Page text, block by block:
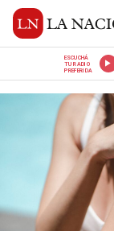
ESCUCHÁ
TU RADIO
PREFERIDA